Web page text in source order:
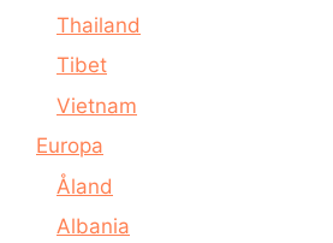
Thailand
Tibet
Vietnam
Europa
Åland
Albania